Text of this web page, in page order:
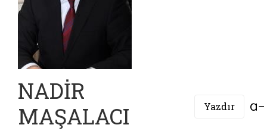
NADİR
MAŞALACI
Yazdır